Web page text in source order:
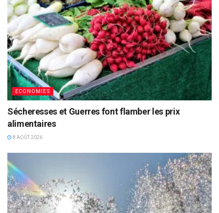
ECONOMIES
Sécheresses et Guerres font flamber les prix
alimentaires
8 AOÛT 2026